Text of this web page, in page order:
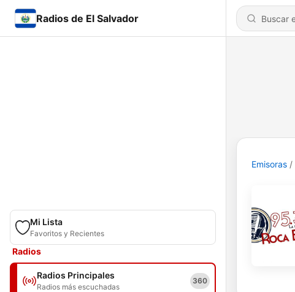
Radios de El Salvador
Mi Lista
Favoritos y Recientes
Radios
Radios Principales
Radios más escuchadas
360
Emisoras